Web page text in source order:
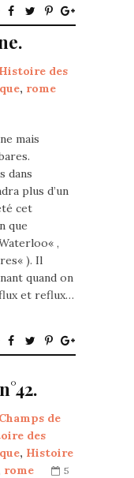
Histoire des
, rome
mais
dans
plus d’un
cet
que
,
). Il
quand on
et reflux…
Champs de
des
, Histoire
rome
5